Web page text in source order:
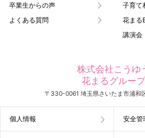
卒業生からの声
よくある質問
子育て
花まる
講演会
株式会社こうゆ
花まるグループ
〒330-0061 埼玉県さいたま市浦和
個人情報 安全管